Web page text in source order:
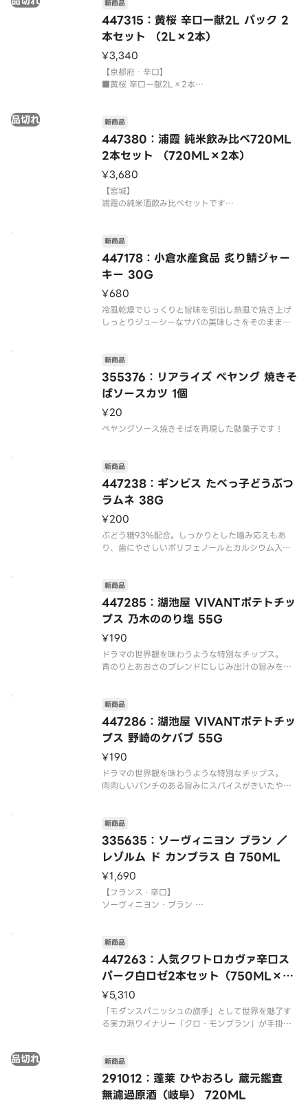
447315：黄桜 辛口一献2L パック 2
本セット （2L×2本）
新商品
¥3,340
【京都府・辛口】
■黄桜 辛口一献2L×2本
のある辛口酒。黄桜独自の酵母「黄桜辛口酵母」を
使用することで、すっきりとキレの良い口当たり
と、さらりと旨味が広がる味わい
447380：浦霞 純米飲み比べ720ML
2本セット （720ML×2本）
品切れ 新商品
¥3,680
【宮城】
浦霞の純米酒飲み比べセットです
米の旨みが堪能できる、まろやかですっきりとした
味わいの純米酒。華やかな香りとふくよかな甘みが
感じられます。
■浦霞 純米夏酒720ML×1本
爽やかで軽快な甘みと米の
447178：小倉水産食品 炙り鯖ジャー
キー 30G
新商品
¥680
冷風乾燥でじっくりと旨味を引出し熱風で焼き上げ
しっとりジューシーなサバの美味しさをそのまま味
355376：リアライズ ペヤング 焼きそ
ばソースカツ 1個
新商品
¥20
447238：ギンビス たべっ子どうぶつ
ラムネ 38G
新商品
¥200
ぶどう糖93％配合。しっかりとした噛み応えもあ
り、歯にやさしいポリフェノールとカルシウム入
447285：湖池屋 VIVANTポテトチッ
プス 乃木ののり塩 55G
新商品
¥190
ドラマの世界観を味わうような特別なチップス。
青のりとあおさのブレンドにしじみ出汁の旨みをプ
447286：湖池屋 VIVANTポテトチッ
プス 野崎のケバブ 55G
新商品
¥190
ドラマの世界観を味わうような特別なチップス。
肉肉しいパンチのある旨みにスパイスがきいたやみ
335635：ソーヴィニヨン ブラン ／
レゾルム ド カンブラス 白 750ML
新商品
¥1,690
【フランス・辛口】
ソーヴィニヨン・ブラン
実味と、イキイキとした酸味が特長の、爽やかな辛
口白ワインです。
447263：人気クワトロカヴァ辛口ス
パーク白ロゼ2本セット（750ML×2
本）
新商品
¥5,310
「モダンスパニッシュの旗手」として世界を魅了す
る実力派ワイナリー「クロ・モンブラン」が手掛け
〔セット内容〕
■プロジェクト クワトロ カヴァ シルヴァー 白泡 7
50ml
マカベオ、チャレッロ、パレリャーダにシャルド
291012：蓬莱 ひやおろし 蔵元鑑査
無濾過原酒（岐阜） 720ML
品切れ 新商品